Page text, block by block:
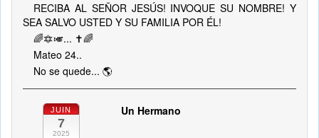
RECIBA AL SEÑOR JESÚS! INVOQUE SU NOMBRE! Y
SEA SALVO USTED Y SU FAMILIA POR ÉL!
🌈🔯🎺... ✝️🌈
Mateo 24..
No se quede... 🌎
JUIN
7
2025
Un Hermano